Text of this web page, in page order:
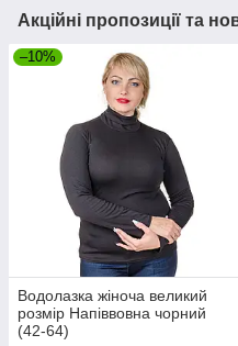
Акційні пропозиції та
–10%
Водолазка жіноча великий
розмір Напіввовна чорний
(42-64)